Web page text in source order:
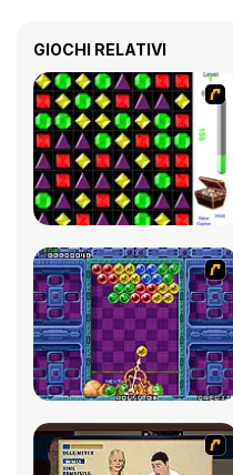
GIOCHI RELATIVI